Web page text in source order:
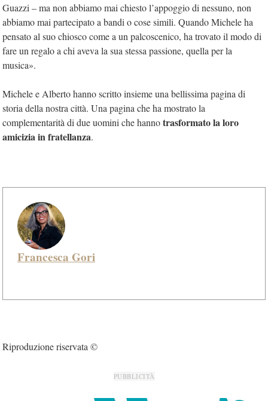
Guazzi – ma non abbiamo mai chiesto l’appoggio di nessuno, non
abbiamo mai partecipato a bandi o cose simili. Quando Michele ha
pensato al suo chiosco come a un palcoscenico, ha trovato il modo di
fare un regalo a chi aveva la sua stessa passione, quella per la
musica».
Michele e Alberto hanno scritto insieme una bellissima pagina di
storia della nostra città. Una pagina che ha mostrato la
complementarità di due uomini che hannotrasformato la loro
amicizia in fratellanza.
Francesca Gori
Riproduzione riservata ©
PUBBLICITÀ